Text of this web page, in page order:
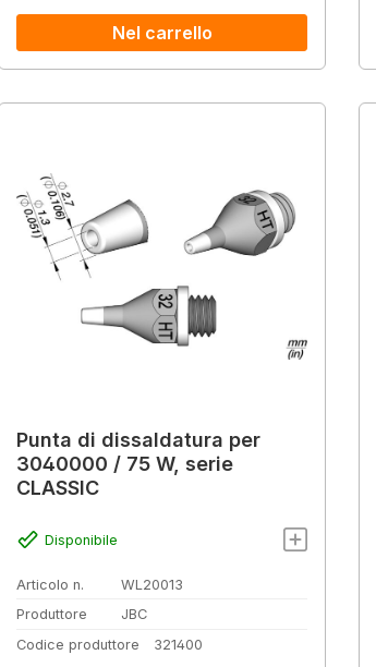
Nel carrello
Punta di dissaldatura per
3040000 / 75 W, serie
CLASSIC
Disponibile
Articolo n.
WL20013
Produttore
JBC
Codice produttore
321400